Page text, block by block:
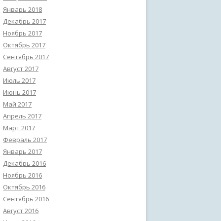
Январь 2018
Декабрь 2017
Ноябрь 2017
Октябрь 2017
Сентябрь 2017
Август 2017
Июль 2017
Июнь 2017
Май 2017
Апрель 2017
Март 2017
Февраль 2017
Январь 2017
Декабрь 2016
Ноябрь 2016
Октябрь 2016
Сентябрь 2016
Август 2016